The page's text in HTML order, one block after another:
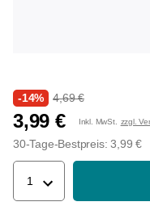
-14% 4,69 €
3,99 € Inkl. MwSt. zzgl.
30-Tage-Bestpreis: 3,99 €
1